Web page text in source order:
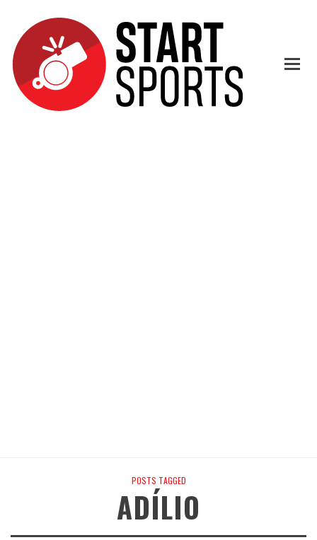
POSTS TAGGED
ADÍLIO